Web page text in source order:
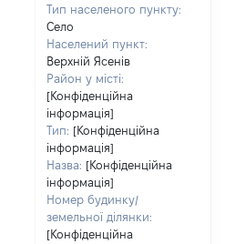
Тип населеного пункту:
Село
Населений пункт:
Верхній Ясенів
Район у місті:
[Конфіденційна
інформація]
Тип: [Конфіденційна
інформація]
Назва: [Конфіденційна
інформація]
Номер будинку/
земельної ділянки:
[Конфіденційна